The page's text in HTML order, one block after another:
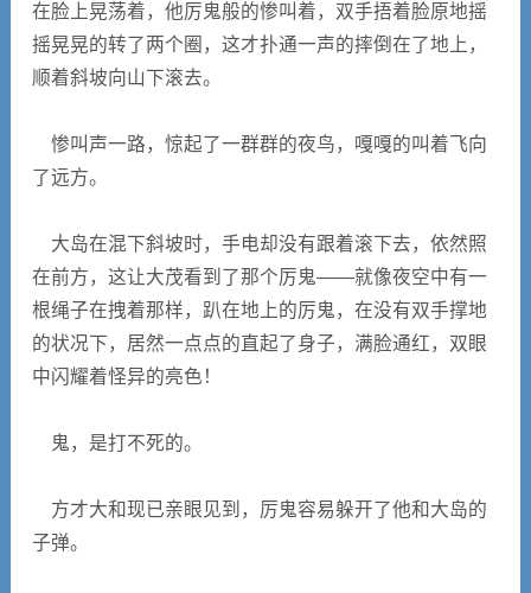
在脸上晃荡着，他厉鬼般的惨叫着，双手捂着脸原地摇
摇晃晃的转了两个圈，这才扑通一声的摔倒在了地上，
顺着斜坡向山下滚去。
惨叫声一路，惊起了一群群的夜鸟，嘎嘎的叫着飞向
了远方。
大岛在混下斜坡时，手电却没有跟着滚下去，依然照
在前方，这让大茂看到了那个厉鬼——就像夜空中有一
根绳子在拽着那样，趴在地上的厉鬼，在没有双手撑地
的状况下，居然一点点的直起了身子，满脸通红，双眼
中闪耀着怪异的亮色！
鬼，是打不死的。
方才大和现已亲眼见到，厉鬼容易躲开了他和大岛的
子弹。